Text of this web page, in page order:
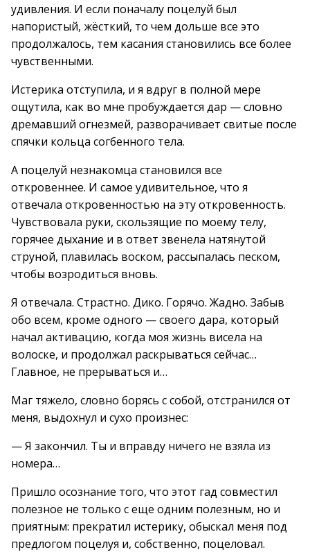
удивления. И если поначалу поцелуй был
напористый, жёсткий, то чем дольше все это
продолжалось, тем касания становились все более
чувственными.
Истерика отступила, и я вдруг в полной мере
ощутила, как во мне пробуждается дар — словно
дремавший огнезмей, разворачивает свитые после
спячки кольца согбенного тела.
А поцелуй незнакомца становился все
откровеннее. И самое удивительное, что я
отвечала откровенностью на эту откровенность.
Чувствовала руки, скользящие по моему телу,
горячее дыхание и в ответ звенела натянутой
струной, плавилась воском, рассыпалась песком,
чтобы возродиться вновь.
Я отвечала. Страстно. Дико. Горячо. Жадно. Забыв
обо всем, кроме одного — своего дара, который
начал активацию, когда моя жизнь висела на
волоске, и продолжал раскрываться сейчас…
Главное, не прерываться и…
Маг тяжело, словно борясь с собой, отстранился от
меня, выдохнул и сухо произнес:
— Я закончил. Ты и вправду ничего не взяла из
номера…
Пришло осознание того, что этот гад совместил
полезное не только с еще одним полезным, но и
приятным: прекратил истерику, обыскал меня под
предлогом поцелуя и, собственно, поцеловал.